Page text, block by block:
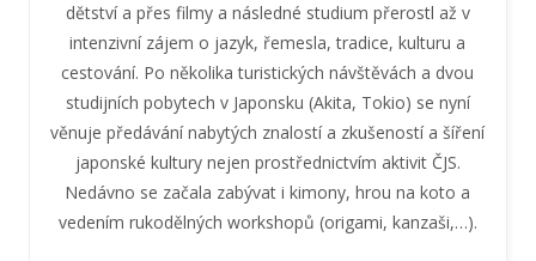
dětství a přes filmy a následné studium přerostl až v
intenzivní zájem o jazyk, řemesla, tradice, kulturu a
cestování. Po několika turistických návštěvách a dvou
studijních pobytech v Japonsku (Akita, Tokio) se nyní
věnuje předávání nabytých znalostí a zkušeností a šíření
japonské kultury nejen prostřednictvím aktivit ČJS.
Nedávno se začala zabývat i kimony, hrou na koto a
vedením rukodělných workshopů (origami, kanzaši,…).